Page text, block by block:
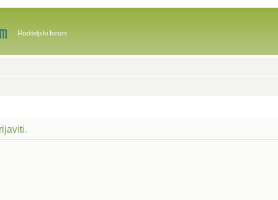
Roditeljski forum